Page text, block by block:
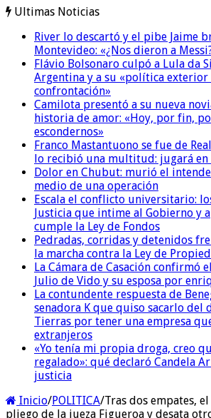
Ultimas Noticias
River lo descartó y el pibe Jaime
Montevideo: «¿Nos dieron a
Flávio Bolsonaro culpó a Lula da
Argentina y a su «política
confrontación»
Camilota presentó a su nueva
historia de amor: «Hoy, por fin,
escondernos»
Franco Mastantuono se fue de
lo recibió una multitud: jugará en
Dolor en Chubut: murió el
medio de una operación
Escala el conflicto universitario:
Justicia que intime al Gobierno y
cumple la Ley de Fondos
Pedradas, corridas y detenidos
la marcha contra la Ley de
La Cámara de Casación confirmó
Julio de Vido y su esposa por
La contundente respuesta de
senadora K que quiso sacarlo del
Tierras por tener una empresa
extranjeros
«Yo tenía mi propia droga, creo
regalado»: qué declaró Candela
justicia
Inicio/POLITICA/Tras dos empates,
pliego de la jueza Figueroa y desata